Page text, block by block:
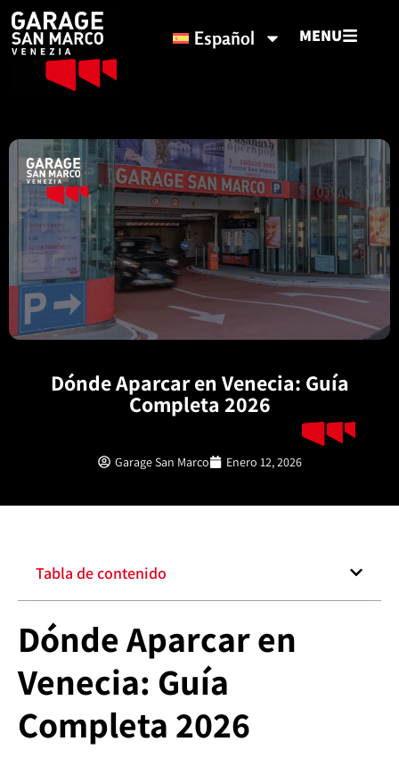
Español MENU
Dónde Aparcar en Venecia: Guía
Completa 2026
Garage San Marco Enero 12, 2026
Tabla de contenido
Dónde Aparcar en
Venecia: Guía
Completa 2026